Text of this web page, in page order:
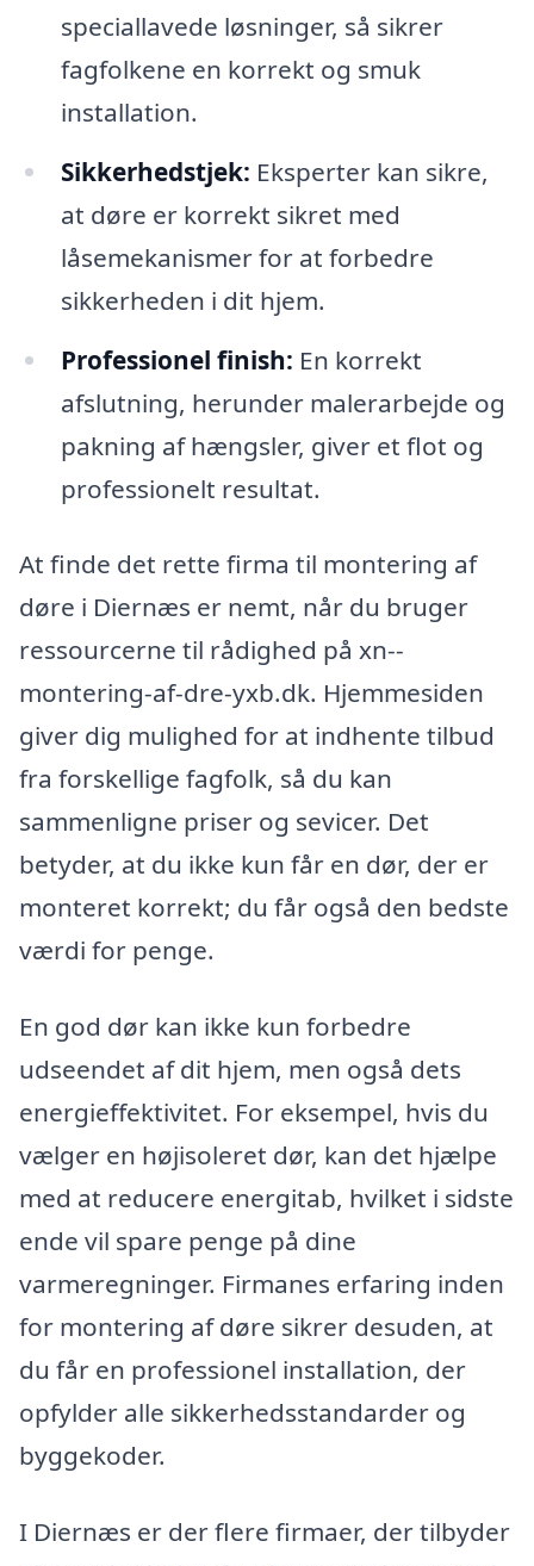
speciallavede løsninger, så sikrer
fagfolkene en korrekt og smuk
installation.
Sikkerhedstjek: Eksperter kan sikre,
at døre er korrekt sikret med
låsemekanismer for at forbedre
sikkerheden i dit hjem.
Professionel finish: En korrekt
afslutning, herunder malerarbejde og
pakning af hængsler, giver et flot og
professionelt resultat.
At finde det rette firma til montering af
døre i Diernæs er nemt, når du bruger
ressourcerne til rådighed på xn--
montering-af-dre-yxb.dk. Hjemmesiden
giver dig mulighed for at indhente tilbud
fra forskellige fagfolk, så du kan
sammenligne priser og sevicer. Det
betyder, at du ikke kun får en dør, der er
monteret korrekt; du får også den bedste
værdi for penge.
En god dør kan ikke kun forbedre
udseendet af dit hjem, men også dets
energieffektivitet. For eksempel, hvis du
vælger en højisoleret dør, kan det hjælpe
med at reducere energitab, hvilket i sidste
ende vil spare penge på dine
varmeregninger. Firmanes erfaring inden
for montering af døre sikrer desuden, at
du får en professionel installation, der
opfylder alle sikkerhedsstandarder og
byggekoder.
I Diernæs er der flere firmaer, der tilbyder